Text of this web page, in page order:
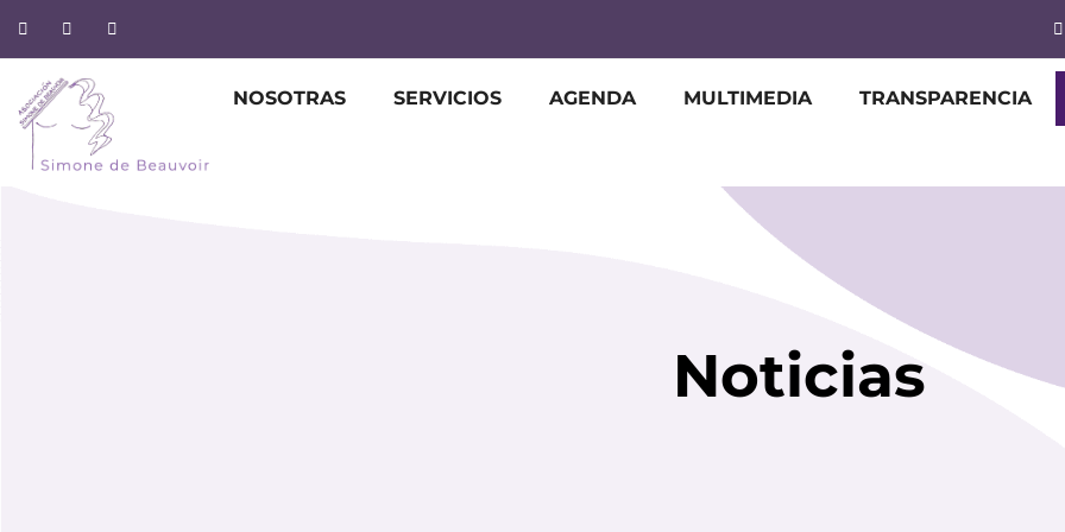
NOSOTRAS SERVICIOS AGENDA MULTIMEDIA TRANSPARENCIA
Noticias